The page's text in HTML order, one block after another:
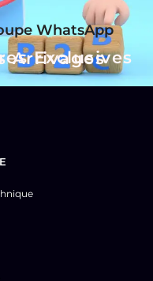
WhatsApp
nos Derniers Arrivages